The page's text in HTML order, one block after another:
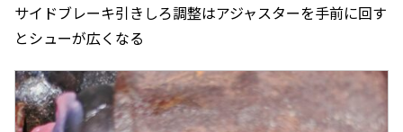
サイドブレーキ引きしろ調整はアジャスターを手前に回す
とシューが広くなる